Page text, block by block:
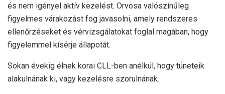
és nem igényel aktív kezelést. Orvosa valószínűleg
figyelmes várakozást fog javasolni, amely rendszeres
ellenőrzéseket és vérvizsgálatokat foglal magában, hogy
figyelemmel kísérje állapotát.
Sokan évekig élnek korai CLL-ben anélkül, hogy tüneteik
alakulnának ki, vagy kezelésre szorulnának.